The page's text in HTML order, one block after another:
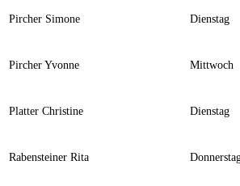
Pircher Simone Dienstag
Pircher Yvonne Mittwoch
Platter Christine Dienstag
Rabensteiner Rita